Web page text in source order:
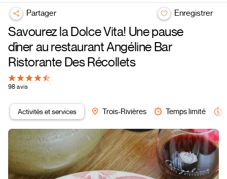
Partager Enregistrer
Savourez la Dolce Vita! Une pause
dîner au restaurant Angéline Bar
Ristorante Des Récollets
98 avis
Activités et services Trois-Rivières Temps limité